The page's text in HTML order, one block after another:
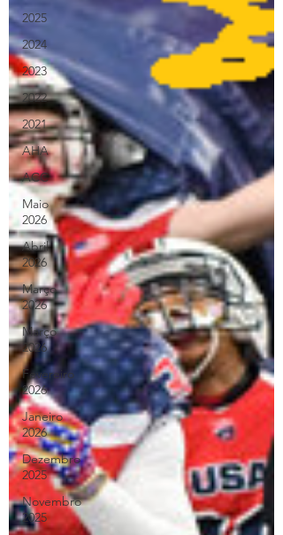
2025
2024
2023
2022
2021
AHA
ACC
Maio
2026
Abril
2026
Março
2026
Março
2026
Fevereiro
2026
Janeiro
2026
Dezembro
2025
Novembro
2025